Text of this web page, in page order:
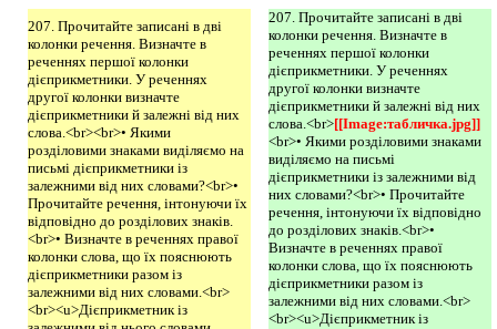
207. Прочитайте записані в дві
колонки речення. Визначте в
реченнях першої колонки
дієприкметники. У реченнях
другої колонки визначте
дієприкметники й залежні від них
слова.<br><br>• Якими
розділовими знаками виділяємо на
письмі дієприкметники із
залежними від них словами?<br>•
Прочитайте речення, інтонуючи їх
відповідно до розділових знаків.
<br>• Визначте в реченнях правої
колонки слова, що їх пояснюють
дієприкметники разом із
залежними від них словами.<br>
<br><u>Дієприкметник із
207. Прочитайте записані в дві
колонки речення. Визначте в
реченнях першої колонки
дієприкметники. У реченнях
другої колонки визначте
дієприкметники й залежні від них
слова.<br>[[Image:табличка.jpg]]
<br>• Якими розділовими знаками
виділяємо на письмі
дієприкметники із залежними від
них словами?<br>• Прочитайте
речення, інтонуючи їх відповідно
до розділових знаків.<br>•
Визначте в реченнях правої
колонки слова, що їх пояснюють
дієприкметники разом із
залежними від них словами.<br>
<br><u>Дієприкметник із